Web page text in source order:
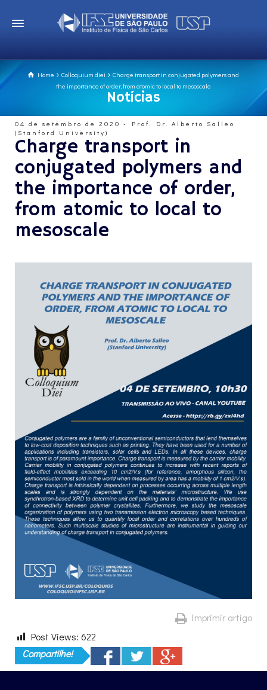
Home Colloquium diei
Charge transport in conjugated polymers and
the importance of order, from atomic to local to mesoscale
Notícias
04 de setembro de 2020 - Prof. Dr. Alberto Salleo
(Stanford University)
Charge transport in
conjugated polymers and
the importance of order,
from atomic to local to
mesoscale
Imprimir artigo
Post Views: 622
Compartilhe!